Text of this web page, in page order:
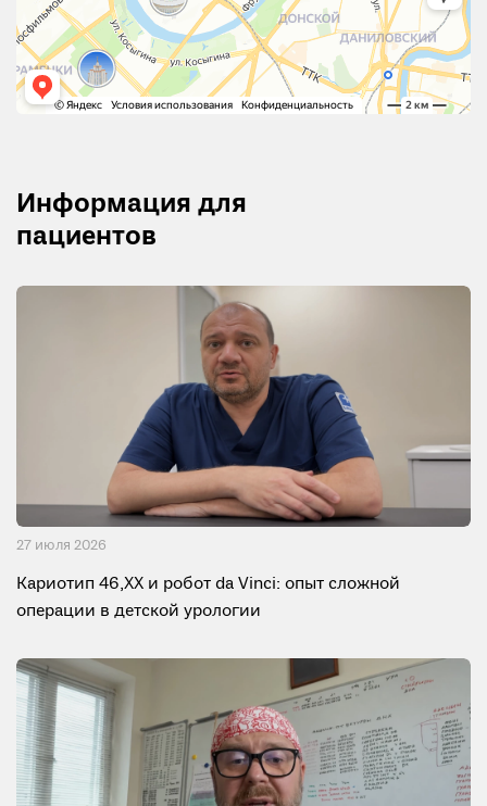
Информация для
пациентов
27 июля 2026
Кариотип 46,XX и робот da Vinci: опыт сложной
операции в детской урологии